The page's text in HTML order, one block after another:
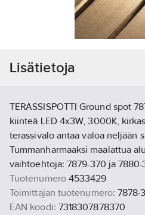
Lisätietoja
TERASSISPOTTI Ground spot
kiinteä LED 4x3W, 3000K,
terassivalo antaa valoa
Tummanharmaaksi maalattua
vaihtoehtoja: 7879-370 ja 7880-
Tuotenumero 4533429
Toimittajan tuotenumero: 7878-
EAN koodi: 7318307878370